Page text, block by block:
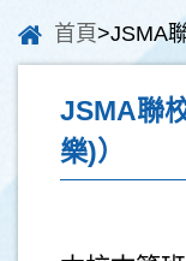
首頁>JSMA
JSMA聯
樂)）